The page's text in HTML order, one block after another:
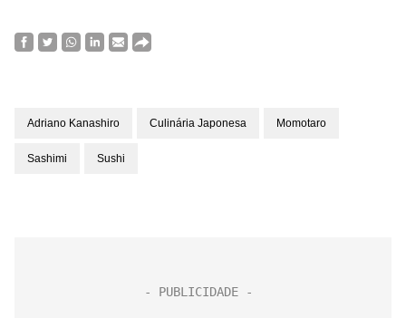
Adriano Kanashiro Culinária Japonesa Momotaro
Sashimi Sushi